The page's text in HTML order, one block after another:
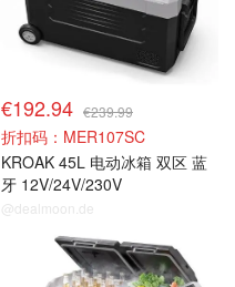
€192.94 €239.99
折扣码：MER107SC
KROAK 45L 电动冰箱 双区 蓝
牙 12V/24V/230V
@dealmoon.de